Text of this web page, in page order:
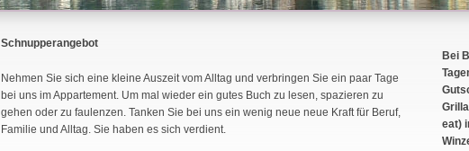
Schnupperangebot
Nehmen Sie sich eine kleine Auszeit vom Alltag und verbringen Sie ein paar Tage
bei uns im Appartement. Um mal wieder ein gutes Buch zu lesen, spazieren zu
gehen oder zu faulenzen. Tanken Sie bei uns ein wenig neue neue Kraft für Beruf,
Familie und Alltag. Sie haben es sich verdient.
Bei
eat)